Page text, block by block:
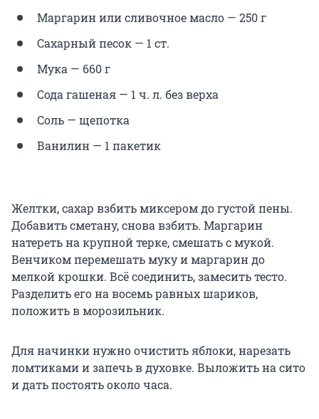
Маргарин или сливочное масло — 250 г
Сахарный песок — 1 ст.
Мука — 660 г
Сода гашеная — 1 ч. л. без верха
Соль — щепотка
Ванилин — 1 пакетик
Желтки, сахар взбить миксером до густой пены.
Добавить сметану, снова взбить. Маргарин
натереть на крупной терке, смешать с мукой.
Венчиком перемешать муку и маргарин до
мелкой крошки. Всё соединить, замесить тесто.
Разделить его на восемь равных шариков,
положить в морозильник.
Для начинки нужно очистить яблоки, нарезать
ломтиками и запечь в духовке. Выложить на сито
и дать постоять около часа.